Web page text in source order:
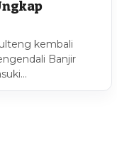
kembali
Banjir